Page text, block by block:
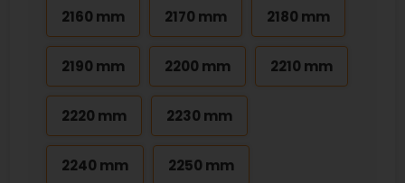
2160 mm 2170 mm 2180 mm
2190 mm 2200 mm 2210 mm
2220 mm 2230 mm
2240 mm 2250 mm